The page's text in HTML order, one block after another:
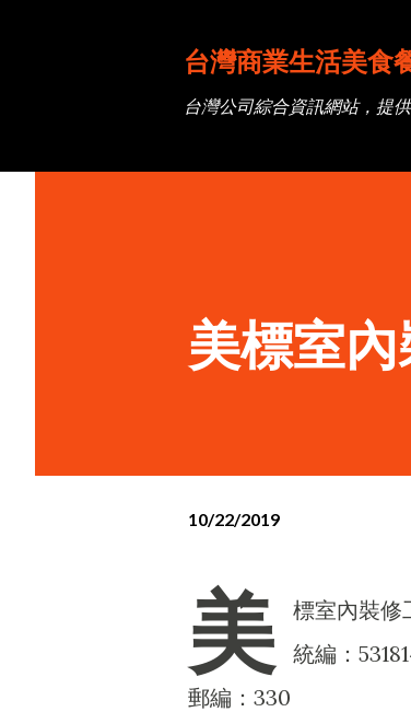
台灣商業生活美食
台灣公司綜合資訊網站，提
美標室
10/22/2019
美
標室內裝修
統編：
郵編：330